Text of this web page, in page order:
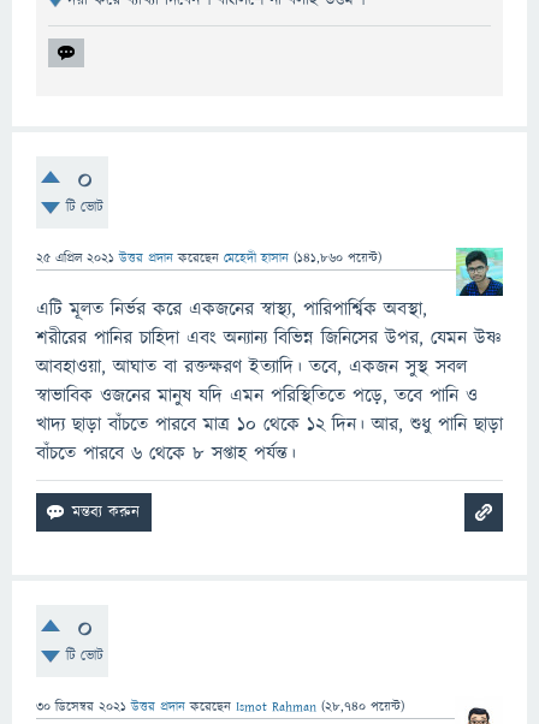
0
টি ভোট
25 এপ্রিল 2021 উত্তর প্রদান করেছেন মেহেদী হাসান (141,860 পয়েন্ট)
এটি মূলত নির্ভর করে একজনের স্বাস্থ্য, পারিপার্শ্বিক অবস্থা,
শরীরের পানির চাহিদা এবং অন্যান্য বিভিন্ন জিনিসের উপর, যেমন উষ্ণ
আবহাওয়া, আঘাত বা রক্তক্ষরণ ইত্যাদি। তবে, একজন সুস্থ সবল
স্বাভাবিক ওজনের মানুষ যদি এমন পরিস্থিতিতে পড়ে, তবে পানি ও
খাদ্য ছাড়া বাঁচতে পারবে মাত্র ১০ থেকে ১২ দিন। আর, শুধু পানি ছাড়া
বাঁচতে পারবে ৬ থেকে ৮ সপ্তাহ পর্যন্ত।
0
টি ভোট
30 ডিসেম্বর 2021 উত্তর প্রদান করেছেন Ismot Rahman (28,740 পয়েন্ট)